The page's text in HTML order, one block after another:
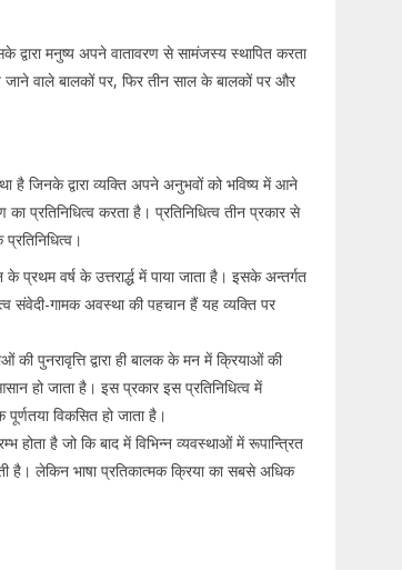
मनुष्य अपने वातावरण से सामंजस्य स्थापित करता
जाने वाले बालकों पर, फिर तीन साल के बालकों पर और
है जिनके द्वारा व्यक्ति अपने अनुभवों को भविष्य में आने
प्रतिनिधित्व करता है। प्रतिनिधित्व तीन प्रकार से
वर्ष के उत्तरार्द्ध में पाया जाता है। इसके अन्तर्गत
संवेदी-गामक अवस्था की पहचान हैं यह व्यक्ति पर
पुनरावृत्ति द्वारा ही बालक के मन में क्रियाओं की
हो जाता है। इस प्रकार इस प्रतिनिधित्व में
विकसित हो जाता है।
होता है जो कि बाद में विभिन्न व्यवस्थाओं में रूपान्त्रित
है। लेकिन भाषा प्रतिकात्मक क्रिया का सबसे अधिक